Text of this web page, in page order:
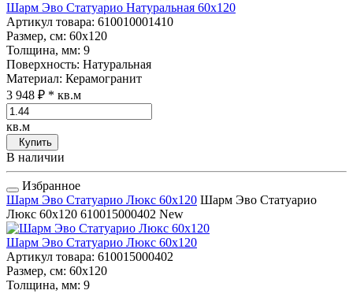
Шарм Эво Статуарио Натуральная 60x120
Артикул товара: 610010001410
Размер, см: 60x120
Толщина, мм: 9
Поверхность: Натуральная
Материал: Керамогранит
3 948 ₽ * кв.м
кв.м
Купить
В наличии
Избранное
Шарм Эво Статуарио Люкс 60x120 Шарм Эво Статуарио
Люкс 60x120 610015000402 New
Шарм Эво Статуарио Люкс 60x120
Артикул товара: 610015000402
Размер, см: 60x120
Толщина, мм: 9